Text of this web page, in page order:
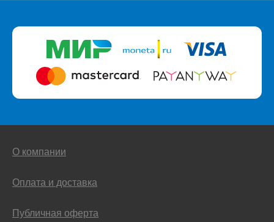
О компании
Оплата и доставка
Публичная оферта